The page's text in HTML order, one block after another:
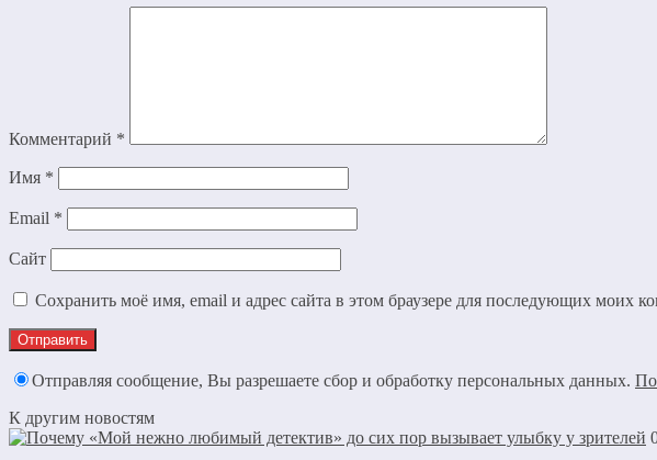
Комментарий *
Имя *
Email *
Сайт
Сохранить моё имя, email и адрес сайта в этом браузере для последующих моих
Отправляя сообщение, Вы разрешаете сбор и обработку персональных данных.
К другим новостям